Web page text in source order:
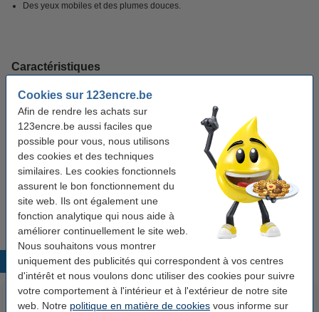
Cookies sur 123encre.be
Afin de rendre les achats sur
123encre.be aussi faciles que
possible pour vous, nous utilisons
des cookies et des techniques
similaires. Les cookies fonctionnels
assurent le bon fonctionnement du
site web. Ils ont également une
fonction analytique qui nous aide à
améliorer continuellement le site web.
Nous souhaitons vous montrer
uniquement des publicités qui correspondent à vos centres
d'intérêt et nous voulons donc utiliser des cookies pour suivre
votre comportement à l'intérieur et à l'extérieur de notre site
web. Notre politique en matière de cookies vous informe sur
Des yeux mobiles et des plumes douces.
Caractéristiques
Type: kit fil chenille
Couleur:
Dimensions: 150 x 30 x 360 mm (LxlxH)
Capacité: 212 pièce(s)
Produits populaires